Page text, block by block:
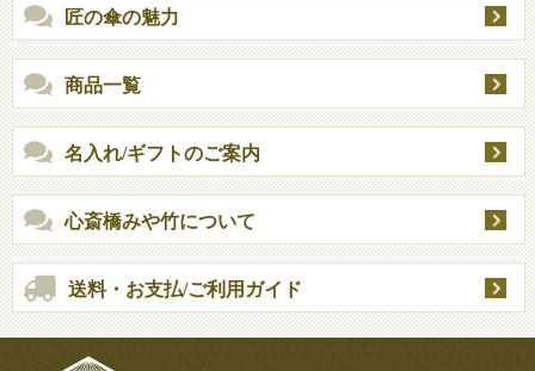
匠の傘の魅力
商品一覧
名入れ/ギフトのご案内
心斎橋みや竹について
送料・お支払/ご利用ガイド